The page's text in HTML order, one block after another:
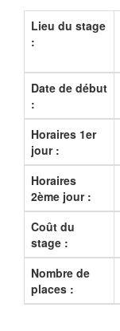
Lieu du stage
:
Date de début
:
Horaires 1er
jour :
Horaires
2ème jour :
Coût du
stage :
Nombre de
places :